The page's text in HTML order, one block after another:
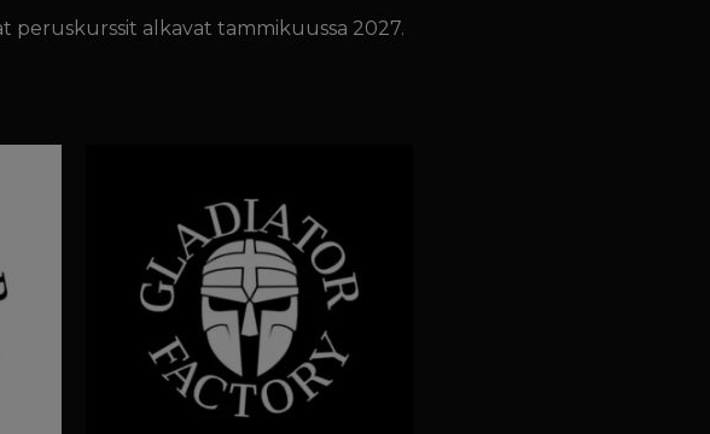
peruskurssit alkavat tammikuussa 2027.